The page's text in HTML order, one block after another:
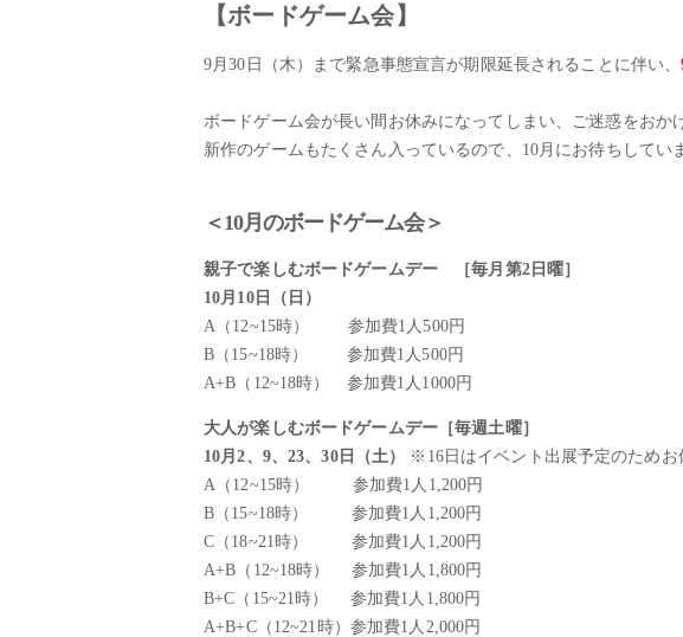
【ボードゲーム会】
9月30日（木）まで緊急事態宣言が期限延長されることに伴い、
ボードゲーム会が長い間お休みになってしまい、ご迷惑をおか
新作のゲームもたくさん入っているので、10月にお待ちしてい
＜10月のボードゲーム会＞
親子で楽しむボードゲームデー ［毎月第2日曜］
10月10日（日）
A（12~15時） 参加費1人500円
B（15~18時） 参加費1人500円
A+B（12~18時） 参加費1人1000円
大人が楽しむボードゲームデー［毎週土曜］
10月2、9、23、30日（土）
※16日はイベント出展予定のためお
A（12~15時） 参加費1人1,200円
B（15~18時） 参加費1人1,200円
C（18~21時） 参加費1人1,200円
A+B（12~18時） 参加費1人1,800円
B+C（15~21時） 参加費1人1,800円
A+B+C（12~21時）参加費1人2,000円